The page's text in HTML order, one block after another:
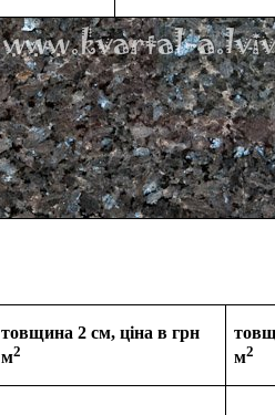
товщина 2 см, ціна в грн
м2
м2